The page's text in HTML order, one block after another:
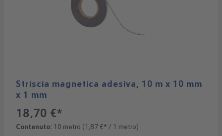
Striscia magnetica adesiva, 10 m x 10 mm
x 1 mm
18,70 €*
Contenuto: 10 metro (1,87 €* / 1 metro)